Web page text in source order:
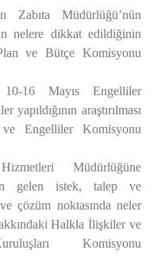
Zabıta Müdürlüğü’nün
nelere dikkat edildiğinin
Plan ve Bütçe Komisyonu
10-16 Mayıs Engelliler
araştırılması
Engelliler Komisyonu
Müdürlüğüne
gelen istek, talep ve
çözüm noktasında neler
Halkla İlişkiler ve
Komisyonu